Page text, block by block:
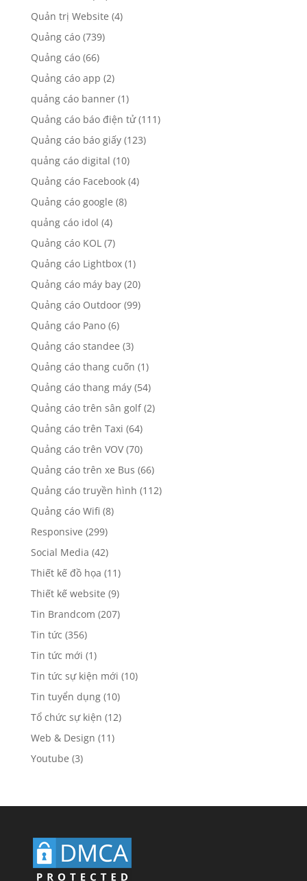
Quản trị Website (4)
Quảng cáo(739)
Quảng cáo(66)
Quảng cáo app (2)
quảng cáo banner(1)
Quảng cáo báo điện tử(111)
Quảng cáo báo giấy(123)
quảng cáo digital (10)
Quảng cáo Facebook(4)
Quảng cáo google (8)
quảng cáo idol (4)
Quảng cáo KOL(7)
Quảng cáo Lightbox(1)
Quảng cáo máy bay(20)
Quảng cáo Outdoor(99)
Quảng cáo Pano(6)
Quảng cáo standee (3)
Quảng cáo thang cuốn (1)
Quảng cáo thang máy(54)
Quảng cáo trên sân golf(2)
Quảng cáo trên Taxi (64)
Quảng cáo trên VOV(70)
Quảng cáo trên xe Bus (66)
Quảng cáo truyền hình (112)
Quảng cáo Wifi (8)
Responsive (299)
Social Media (42)
Thiết kế đồ họa (11)
Thiết kế website (9)
Tin Brandcom (207)
Tin tức (356)
Tin tức mới (1)
Tin tức sự kiện mới (10)
Tin tuyển dụng(10)
Tổ chức sự kiện (12)
Web & Design (11)
Youtube (3)